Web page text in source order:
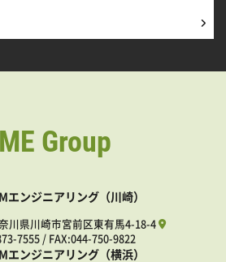
Group
エンジニアリング（川崎）
川県川崎市宮前区東有馬4-18-4
7555/ FAX:044-750-9822
エンジニアリング（横浜）